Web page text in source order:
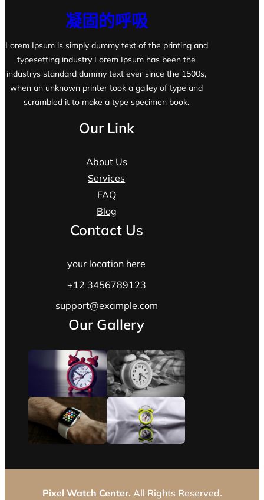
凝固的呼吸
Lorem Ipsum is simply dummy text of the printing and
typesetting industry Lorem Ipsum has been the
industrys standard dummy text ever since the 1500s,
when an unknown printer took a galley of type and
scrambled it to make a type specimen book.
Our Link
About Us
Services
FAQ
Blog
Contact Us
your location here
+12 3456789123
support@example.com
Our Gallery
Pixel Watch Center. All Rights Reserved.